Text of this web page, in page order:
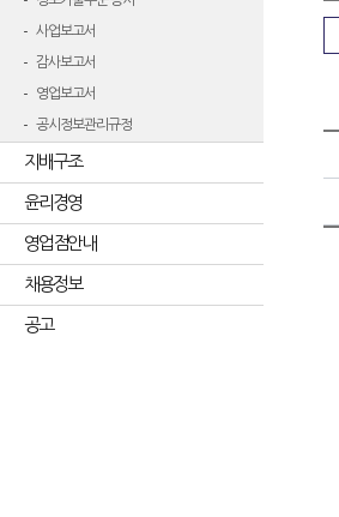
사업보고서
감사보고서
영업보고서
공시정보관리규정
지배구조
윤리경영
영업점안내
채용정보
공고